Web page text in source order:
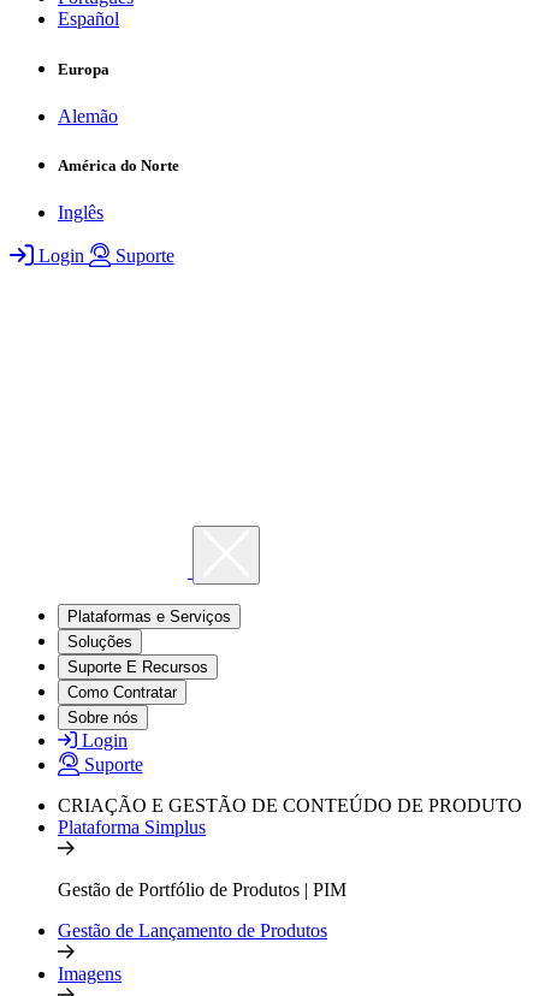
Español
Europa
Alemão
América do Norte
Inglês
Login Suporte
Plataformas e Serviços
Soluções
Suporte E Recursos
Como Contratar
Sobre nós
Login
Suporte
CRIAÇÃO E GESTÃO DE CONTEÚDO DE PRODUTO
Plataforma Simplus
Gestão de Portfólio de Produtos | PIM
Gestão de Lançamento de Produtos
Imagens